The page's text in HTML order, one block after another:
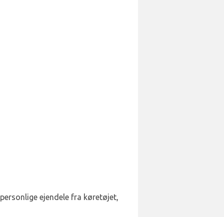
ejendele fra køretøjet,